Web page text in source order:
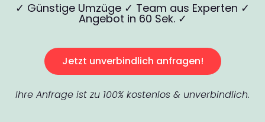
✓ Günstige Umzüge ✓ Team aus Experten ✓
Angebot in 60 Sek. ✓
Jetzt unverbindlich anfragen!
Ihre Anfrage ist zu 100% kostenlos & unverbindlich.